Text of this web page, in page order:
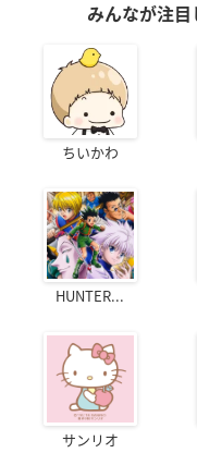
みんなが注目
ちいかわ
HUNTER...
サンリオ